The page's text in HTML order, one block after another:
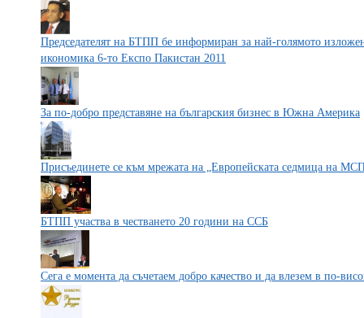
Председателят на БТПП бе информиран за най-голямото
икономика 6-то Експо Пакистан 2011
За по-добро представяне на българския бизнес в Южна Америка
Присъединете се към мрежата на „Европейската седмица на
БТПП участва в честването 20 години на ССБ
Сега е момента да съчетаем добро качество и да влезем в по-